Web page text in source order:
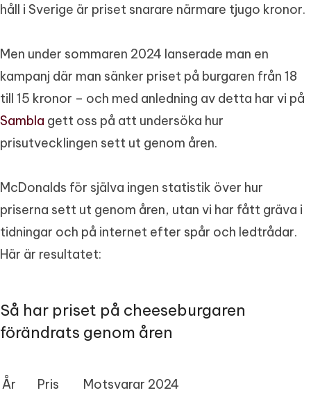
håll i Sverige är priset snarare närmare tjugo kronor.
Men under sommaren 2024 lanserade man en
kampanj där man sänker priset på burgaren från 18
till 15 kronor – och med anledning av detta har vi på
Sambla gett oss på att undersöka hur
prisutvecklingen sett ut genom åren.
McDonalds för själva ingen statistik över hur
priserna sett ut genom åren, utan vi har fått gräva i
tidningar och på internet efter spår och ledtrådar.
Här är resultatet:
Så har priset på cheeseburgaren
förändrats genom åren
År Pris Motsvarar 2024